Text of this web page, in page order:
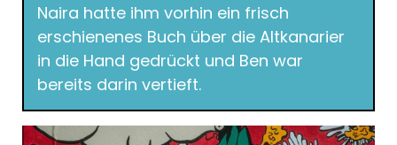
Naira hatte ihm vorhin ein frisch
erschienenes Buch über die Altkanarier
in die Hand gedrückt und Ben war
bereits darin vertieft.